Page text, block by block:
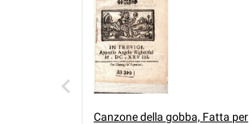
Canzone della gobba, Fatta per